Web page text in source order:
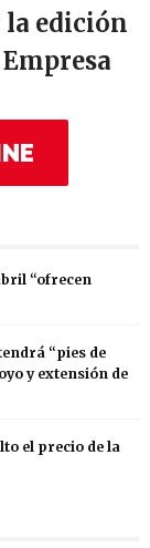
la edición
“ofrecen
“pies de
y extensión de
el precio de la